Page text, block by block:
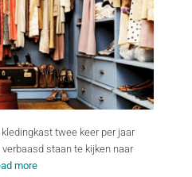
twee keer per jaar
staan te kijken naar
more